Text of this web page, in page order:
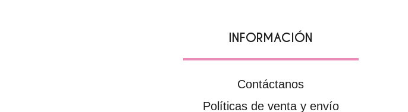
INFORMACIÓN
Contáctanos
Políticas de venta y envío